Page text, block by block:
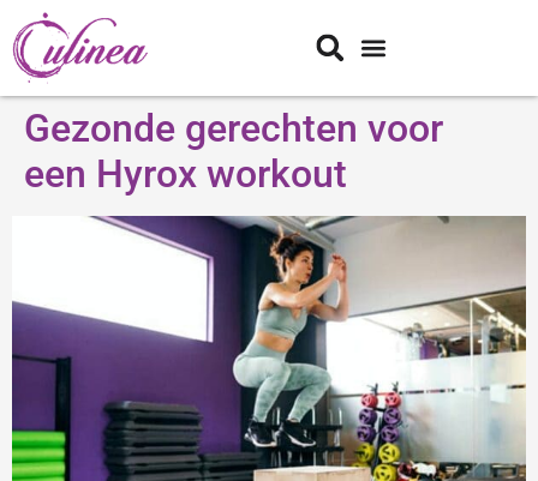
Gezonde gerechten voor
een Hyrox workout